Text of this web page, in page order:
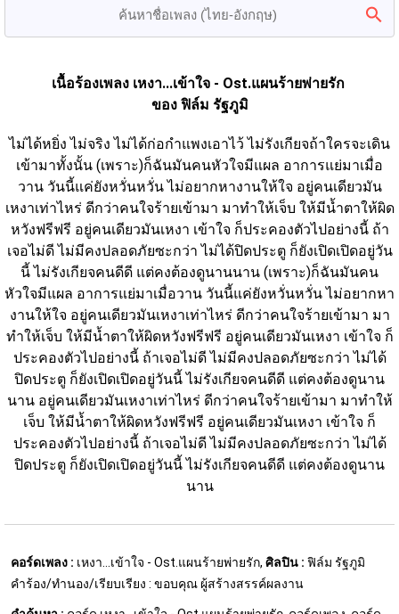
เนื้อร้องเพลง เหงา...เข้าใจ - Ost.แผนร้ายพ่ายรัก
ของ ฟิล์ม รัฐภูมิ
ไม่ได้หยิ่ง ไม่จริง ไม่ได้ก่อกำแพงเอาไว้ ไม่รังเกียจถ้าใครจะเดิน
เข้ามาทั้งนั้น (เพราะ)ก็ฉันมันคนหัวใจมีแผล อาการแย่มาเมื่อ
วาน วันนี้แค่ยังหวั่นหวั่น ไม่อยากหางานให้ใจ อยู่คนเดียวมัน
เหงาเท่าไหร่ ดีกว่าคนใจร้ายเข้ามา มาทำให้เจ็บ ให้มีน้ำตาให้ผิด
หวังฟรีฟรี อยู่คนเดียวมันเหงา เข้าใจ ก็ประคองตัวไปอย่างนี้ ถ้า
เจอไม่ดี ไม่มีคงปลอดภัยซะกว่า ไม่ได้ปิดประตู ก็ยังเปิดเปิดอยู่วัน
นี้ ไม่รังเกียจคนดีดี แต่คงต้องดูนานนาน (เพราะ)ก็ฉันมันคน
หัวใจมีแผล อาการแย่มาเมื่อวาน วันนี้แค่ยังหวั่นหวั่น ไม่อยากหา
งานให้ใจ อยู่คนเดียวมันเหงาเท่าไหร่ ดีกว่าคนใจร้ายเข้ามา มา
ทำให้เจ็บ ให้มีน้ำตาให้ผิดหวังฟรีฟรี อยู่คนเดียวมันเหงา เข้าใจ ก็
ประคองตัวไปอย่างนี้ ถ้าเจอไม่ดี ไม่มีคงปลอดภัยซะกว่า ไม่ได้
ปิดประตู ก็ยังเปิดเปิดอยู่วันนี้ ไม่รังเกียจคนดีดี แต่คงต้องดูนาน
นาน อยู่คนเดียวมันเหงาเท่าไหร่ ดีกว่าคนใจร้ายเข้ามา มาทำให้
เจ็บ ให้มีน้ำตาให้ผิดหวังฟรีฟรี อยู่คนเดียวมันเหงา เข้าใจ ก็
ประคองตัวไปอย่างนี้ ถ้าเจอไม่ดี ไม่มีคงปลอดภัยซะกว่า ไม่ได้
ปิดประตู ก็ยังเปิดเปิดอยู่วันนี้ ไม่รังเกียจคนดีดี แต่คงต้องดูนาน
นาน
คอร์ดเพลง : เหงา...เข้าใจ - Ost.แผนร้ายพ่ายรัก, ศิลปิน : ฟิล์ม รัฐภูมิ
คำร้อง/ทำนอง/เรียบเรียง : ขอบคุณ ผู้สร้างสรรค์ผลงาน